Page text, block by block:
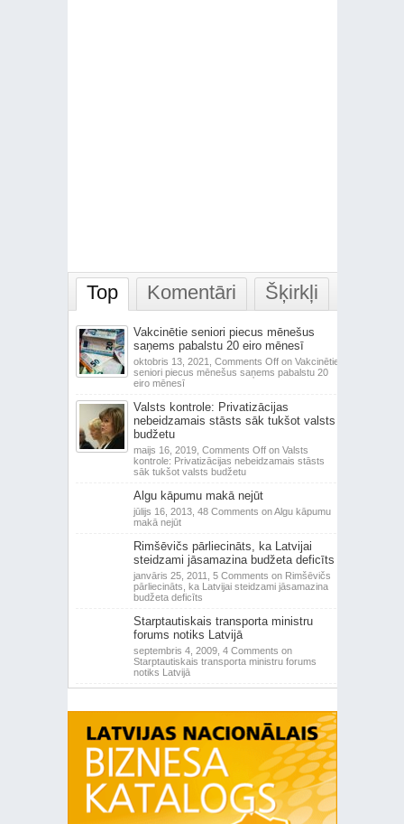
Top Komentāri Šķirkļi
Vakcinētie seniori piecus mēnešus
saņems pabalstu 20 eiro mēnesī
oktobris 13, 2021, Comments Offon Vakcinētie
seniori piecus mēnešus saņems pabalstu 20
eiro mēnesī
Valsts kontrole: Privatizācijas
nebeidzamais stāsts sāk tukšot valsts
budžetu
maijs 16, 2019, Comments Offon Valsts
kontrole: Privatizācijas nebeidzamais stāsts
sāk tukšot valsts budžetu
Algu kāpumu makā nejūt
jūlijs 16, 2013, 48 Comments on Algu kāpumu
makā nejūt
Rimšēvičs pārliecināts, ka Latvijai
steidzami jāsamazina budžeta deficīts
janvāris 25, 2011, 5 Comments on Rimšēvičs
pārliecināts, ka Latvijai steidzami jāsamazina
budžeta deficīts
Starptautiskais transporta ministru
forums notiks Latvijā
septembris 4, 2009, 4 Comments on
Starptautiskais transporta ministru forums
notiks Latvijā